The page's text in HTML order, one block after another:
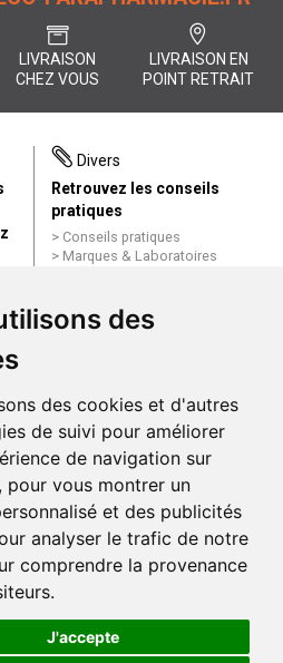
des
des cookies et d'autres
de suivi pour améliorer
de navigation sur
pour vous montrer un
et des publicités
analyser le trafic de notre
comprendre la provenance
J'accepte
LIVRAISON
CHEZ VOUS
LIVRAISON EN
POINT RETRAIT
Divers
Retrouvez les conseils
pratiques
Conseils pratiques
Marques & Laboratoires
Mentions légales
Données personnelles
ligne
Livraison / Point retrait
Commandez en ligne et
recevez votre commande
rapidement chez vous ou en
point retrait
Livraison chez vous ou en